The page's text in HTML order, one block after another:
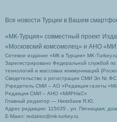
Все новости Турции в Вашем
«МК-Турция» совместный проект
«Московский комсомолец» и АНО
Сетевое издание «МК в Турции» MK-
Зарегистрировано Федеральной службой
технологий и массовых коммуникаций
Свидетельство о регистрации СМИ Эл № ФС
Учредитель СМИ – АО «Редакция газеты
Редакция СМИ – АНО «МИРНаС»
Главный редактор — Ниязбаев Я.Ю.
Адрес редакции: 115035 , ул. Пятницкая,
Е-Маил: redaktor@mk-turkey.ru